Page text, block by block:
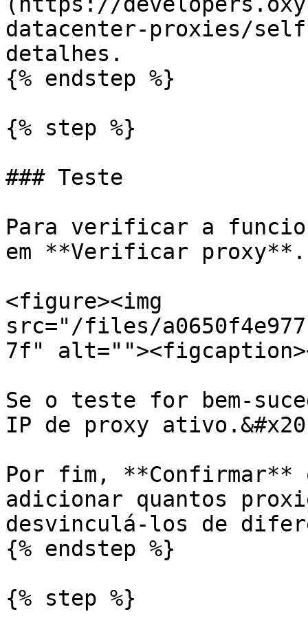
datacenter-proxies/
detalhes.
{% endstep %}
{% step %}
### Teste
Para verificar a
em **Verificar proxy**.
<figure><img
src="/files/
7f"
Se o teste for bem-
IP de proxy
Por fim, **Confirmar**
adicionar quantos
desvinculá-los de
{% endstep %}
{% step %}